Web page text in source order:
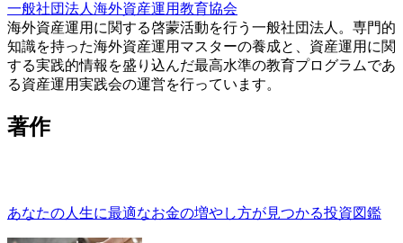
一般社団法人海外資産運用教育協会
海外資産運用に関する啓蒙活動を行う一般社団法人。専門的
知識を持った海外資産運用マスターの養成と、資産運用に関
する実践的情報を盛り込んだ最高水準の教育プログラムであ
る資産運用実践会の運営を行っています。
著作
あなたの人生に最適なお金の増やし方が見つかる投資図鑑